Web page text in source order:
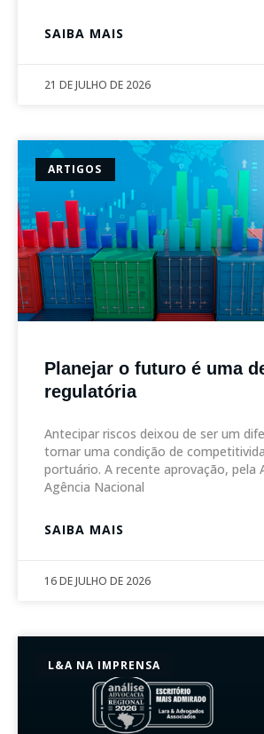
SAIBA MAIS
21 DE JULHO DE 2026
ARTIGOS
Planejar o futuro é uma
regulatória
Antecipar riscos deixou de ser um
tornar uma condição de
portuário. A recente aprovação, pela
Agência Nacional
SAIBA MAIS
16 DE JULHO DE 2026
L&A NA IMPRENSA